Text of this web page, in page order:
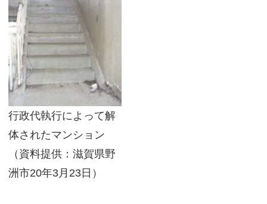
行政代執行によって解
体されたマンション
（資料提供：滋賀県野
洲市20年3月23日）